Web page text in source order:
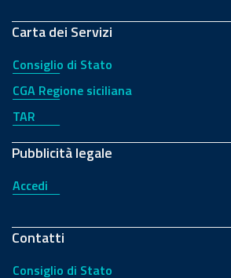
Carta dei Servizi
Consiglio di Stato
CGA Regione siciliana
TAR
Pubblicità legale
Accedi
Contatti
Consiglio di Stato